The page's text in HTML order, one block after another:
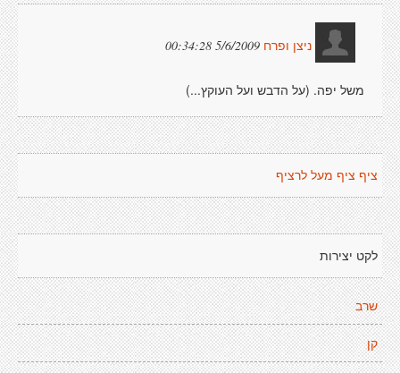
ניצן ופרח 5/6/2009 00:34:28
משל יפה. (על הדבש ועל העוקץ...)
ציף ציף מעל לרציף
לקט יצירות
שרב
קן